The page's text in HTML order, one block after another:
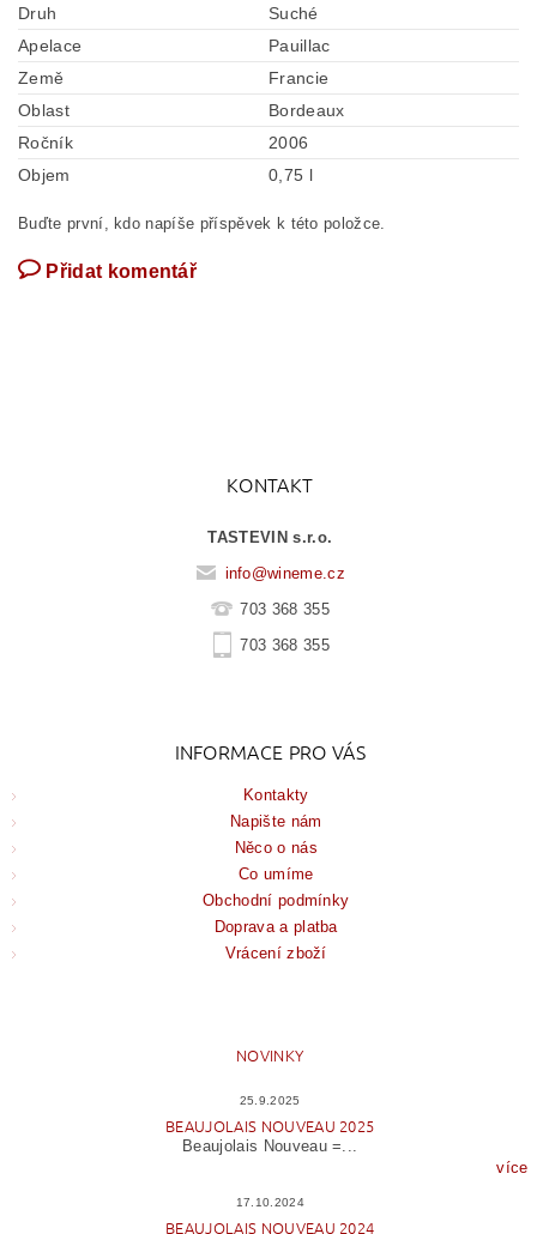
Druh
Suché
Apelace
Pauillac
Země
Francie
Oblast
Bordeaux
Ročník
2006
Objem
0,75 l
Buďte první, kdo napíše příspěvek k této položce.
Přidat komentář
KONTAKT
TASTEVIN s.r.o.
info@wineme.cz
703 368 355
703 368 355
INFORMACE PRO VÁS
Kontakty
Napište nám
Něco o nás
Co umíme
Obchodní podmínky
Doprava a platba
Vrácení zboží
NOVINKY
25.9.2025
BEAUJOLAIS NOUVEAU 2025
Beaujolais Nouveau =...
více
17.10.2024
BEAUJOLAIS NOUVEAU 2024